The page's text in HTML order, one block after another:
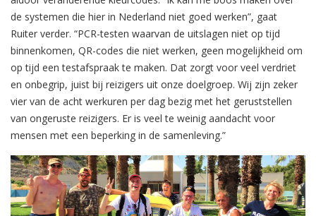
de systemen die hier in Nederland niet goed werken”, gaat
Ruiter verder. “PCR-testen waarvan de uitslagen niet op tijd
binnenkomen, QR-codes die niet werken, geen mogelijkheid om
op tijd een testafspraak te maken. Dat zorgt voor veel verdriet
en onbegrip, juist bij reizigers uit onze doelgroep. Wij zijn zeker
vier van de acht werkuren per dag bezig met het geruststellen
van ongeruste reizigers. Er is veel te weinig aandacht voor
mensen met een beperking in de samenleving.”